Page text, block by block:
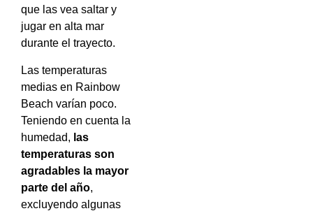
que las vea saltar y
jugar en alta mar
durante el trayecto.
Las temperaturas
medias en Rainbow
Beach varían poco.
Teniendo en cuenta la
humedad, las
temperaturas son
agradables la mayor
parte del año,
excluyendo algunas